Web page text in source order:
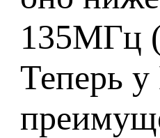
135МГц
Теперь